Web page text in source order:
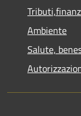
Ambiente
Salute,